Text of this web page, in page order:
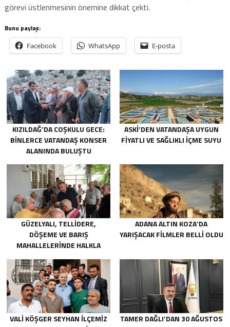
görevi üstlenmesinin önemine dikkat çekti.
Bunu paylaş:
Facebook WhatsApp E-posta
KIZILDAĞ’DA COŞKULU GECE:
BINLERCE VATANDAŞ KONSER
ALANINDA BULUŞTU
ASKİ’DEN VATANDAŞA UYGUN
FIYATLI VE SAĞLIKLI IÇME SUYU
GÜZELYALI, TELLIDERE,
DÖŞEME VE BARIŞ
MAHALLELERINDE HALKLA
ADANA ALTIN KOZA’DA
YARIŞACAK FILMLER BELLI OLDU
VALİ KÖŞGER SEYHAN İLÇEMİZ
TAMER DAĞLI’DAN 30 AĞUSTOS